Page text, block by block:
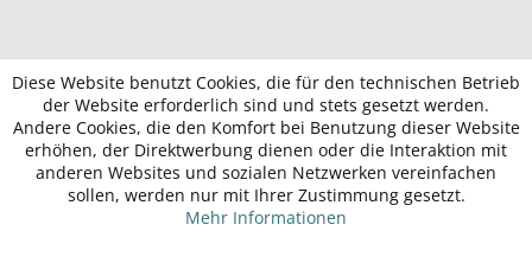
Diese Website benutzt Cookies, die für den technischen Betrieb
der Website erforderlich sind und stets gesetzt werden.
Andere Cookies, die den Komfort bei Benutzung dieser Website
erhöhen, der Direktwerbung dienen oder die Interaktion mit
anderen Websites und sozialen Netzwerken vereinfachen
sollen, werden nur mit Ihrer Zustimmung gesetzt.
Mehr Informationen